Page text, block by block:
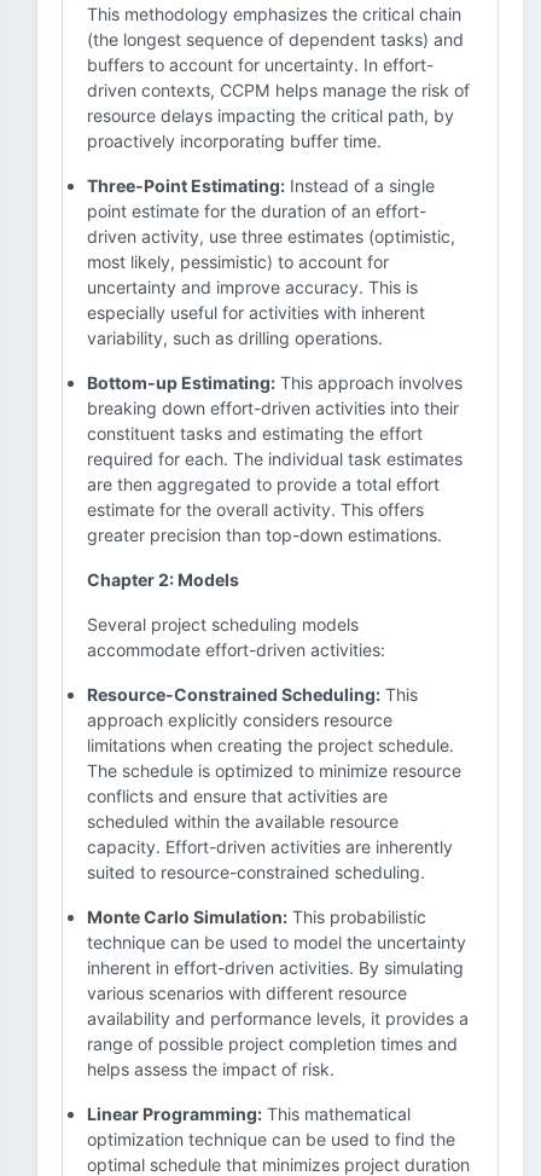
This methodology emphasizes the critical chain
(the longest sequence of dependent tasks) and
buffers to account for uncertainty. In effort-
driven contexts, CCPM helps manage the risk of
resource delays impacting the critical path, by
proactively incorporating buffer time.
Three-Point Estimating: Instead of a single
point estimate for the duration of an effort-
driven activity, use three estimates (optimistic,
most likely, pessimistic) to account for
uncertainty and improve accuracy. This is
especially useful for activities with inherent
variability, such as drilling operations.
Bottom-up Estimating: This approach involves
breaking down effort-driven activities into their
constituent tasks and estimating the effort
required for each. The individual task estimates
are then aggregated to provide a total effort
estimate for the overall activity. This offers
greater precision than top-down estimations.
Chapter 2: Models
Several project scheduling models
accommodate effort-driven activities:
Resource-Constrained Scheduling: This
approach explicitly considers resource
limitations when creating the project schedule.
The schedule is optimized to minimize resource
conflicts and ensure that activities are
scheduled within the available resource
capacity. Effort-driven activities are inherently
suited to resource-constrained scheduling.
Monte Carlo Simulation: This probabilistic
technique can be used to model the uncertainty
inherent in effort-driven activities. By simulating
various scenarios with different resource
availability and performance levels, it provides a
range of possible project completion times and
helps assess the impact of risk.
Linear Programming: This mathematical
optimization technique can be used to find the
optimal schedule that minimizes project duration